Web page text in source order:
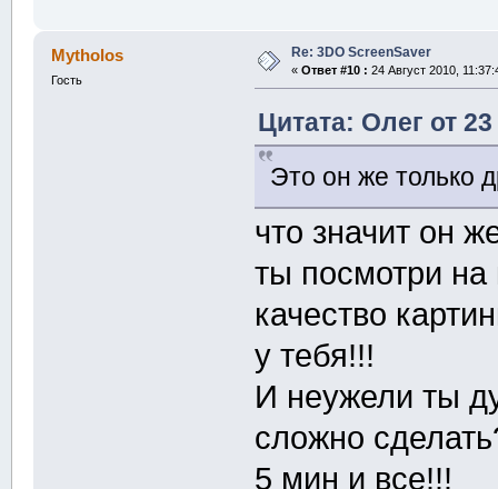
Mytholos
Гость
Re: 3DO ScreenSaver
« Ответ #10 : 24 Август 2010,
Цитата: Олег от
Это он же только
что значит он
ты посмотри на
качество
у тебя!!!
И неужели ты
сложно
5 мин и все!!!